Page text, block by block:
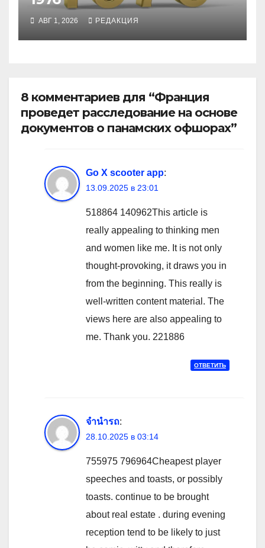
АВГ 1, 2026 РЕДАКЦИЯ
8 комментариев для “Франция
проведет расследование на основе
документов о панамских офшорах”
Go X scooter app:
13.09.2025 в 23:01
518864 140962This article is
really appealing to thinking men
and women like me. It is not only
thought-provoking, it draws you in
from the beginning. This really is
well-written content material. The
views here are also appealing to
me. Thank you. 221886
ОТВЕТИТЬ
จำนำรถ:
28.10.2025 в 03:14
755975 796964Cheapest player
speeches and toasts, or possibly
toasts. continue to be brought
about real estate . during evening
reception tend to be likely to just